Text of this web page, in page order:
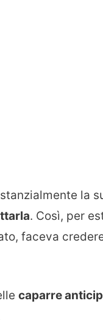
la
. Così, per
faceva
caparre